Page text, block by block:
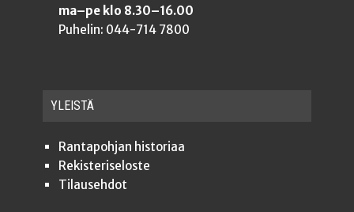
ma–pe klo 8.30–16.00
Puhelin: 044-714 7800
YLEISTÄ
Ran­ta­poh­jan historiaa
Rekis­te­ri­se­los­te
Tilauseh­dot